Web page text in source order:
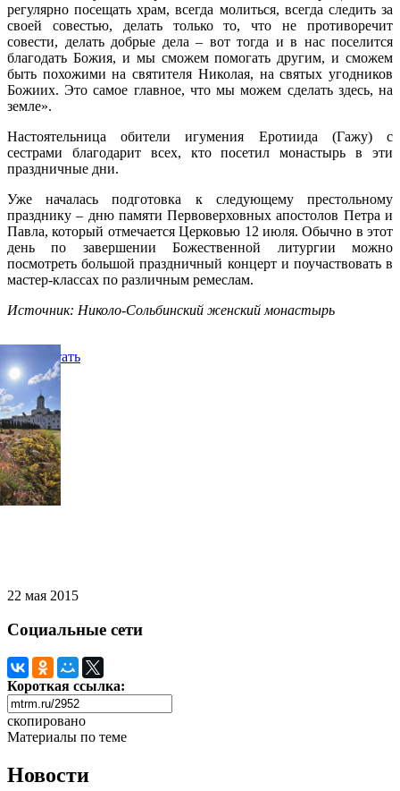
регулярно посещать храм, всегда молиться, всегда следить за
своей совестью, делать только то, что не противоречит
совести, делать добрые дела – вот тогда и в нас поселится
благодать Божия, и мы сможем помогать другим, и сможем
быть похожими на святителя Николая, на святых угодников
Божиих. Это самое главное, что мы можем сделать здесь, на
земле».
Настоятельница обители игумения Еротиида (Гажу) с
сестрами благодарит всех, кто посетил монастырь в эти
праздничные дни.
Уже началась подготовка к следующему престольному
празднику – дню памяти Первоверховных апостолов Петра и
Павла, который отмечается Церковью 12 июля. Обычно в этот
день по завершении Божественной литургии можно
посмотреть большой праздничный концерт и поучаствовать в
мастер-классах по различным ремеслам.
Источник: Николо-Сольбинский женский монастырь
Распечатать
Фото
22 мая 2015
Социальные сети
Короткая ссылка:
скопировано
Материалы по теме
Новости